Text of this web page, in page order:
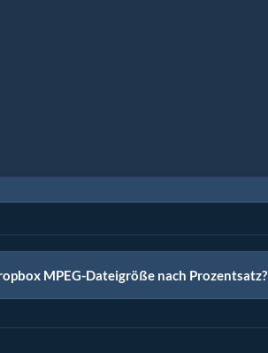
MPEG-Dateigröße nach Prozentsatz?